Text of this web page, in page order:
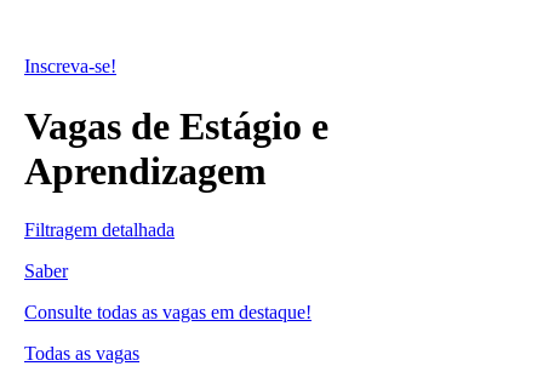
Confira agora!
Vagas de Estágio e
Aprendizagem
Filtragem detalhada
Saber
Consulte todas as vagas em destaque!
Todas as vagas